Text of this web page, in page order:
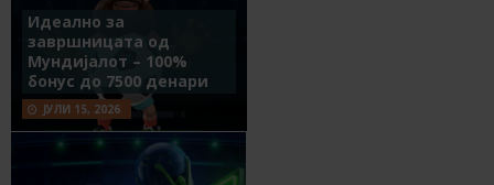
Идеално за
завршницата од
Мундијалот – 100%
бонус до 7500 денари
ЈУЛИ 15, 2026